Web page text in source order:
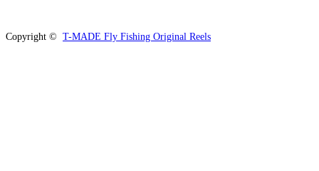
Copyright © T-MADE Fly Fishing Original Reels